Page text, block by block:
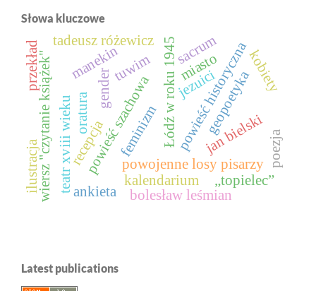
Słowa kluczowe
powieść historyczna
powieść szachowa
recepcja Łódź w roku 1945
powojenne losy pisarzy
kalendarium
jan bielski
jezuici
teatr xviii wieku
miasto
geopoetykakobiety
feminizm
gender
manekintuwim
tadeusz różewicz
wiersz "czytanie książek" oratura
ankieta bolesław leśmian
poezja
„topielec”
ilustracja
przekład sacrum
Latest publications